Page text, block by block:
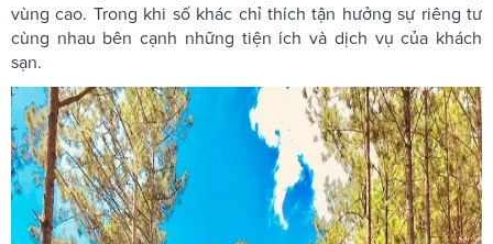
vùng cao. Trong khi số khác chỉ thích tận hưởng sự riêng tư
cùng nhau bên cạnh những tiện ích và dịch vụ của khách
sạn.